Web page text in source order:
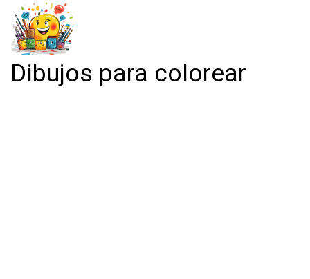
Dibujos para colorear